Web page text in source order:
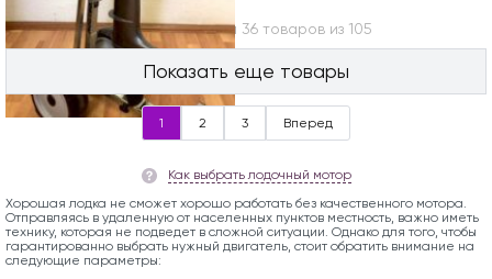
Вы посмотрели 36 товаров из 105
Показать еще товары
1 2 3 Вперед
Как выбрать лодочный мотор
Хорошая лодка не сможет хорошо работать без качественного мотора.
Отправляясь в удаленную от населенных пунктов местность, важно иметь
технику, которая не подведет в сложной ситуации. Однако для того, чтобы
гарантированно выбрать нужный двигатель, стоит обратить внимание на
следующие параметры: